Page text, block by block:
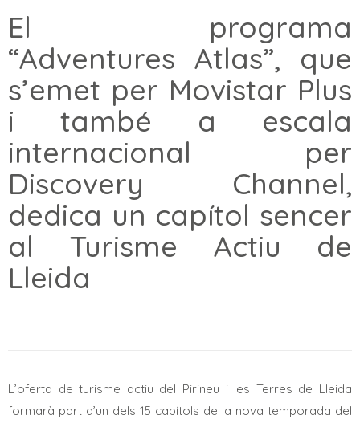
El programa
“Adventures Atlas”, que
s’emet per Movistar Plus
i també a escala
internacional per
Discovery Channel,
dedica un capítol sencer
al Turisme Actiu de
Lleida
L’oferta de turisme actiu del Pirineu i les Terres de Lleida
formarà part d’un dels 15 capítols de la nova temporada del